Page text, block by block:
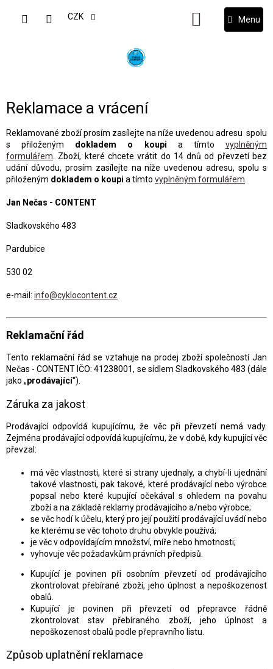
CZK
NÁKUPNÍ
KOŠÍK
Reklamace a vrácení
Reklamované zboží prosím zasílejte na níže uvedenou adresu spolu
s přiloženým dokladem o koupi a tímtovyplněným
formulářem
Zboží, které chcete vrátit do 14 dnů od převzetí bez
udání důvodu, prosím zasílejte na níže uvedenou adresu, spolu s
přiloženým dokladem o koupi a tímto vyplněným formulářem
Jan Nečas - CONTENT
Sladkovského 483
Pardubice
530 02
e-mail: info@cyklocontent.cz
Reklamační řád
Tento reklamační řád se vztahuje na prodej zboží společností Jan
Nečas - CONTENT IČO: 41238001, se sídlem Sladkovského 483 (dále
jako „prodávající“).
Záruka za jakost
Prodávající odpovídá kupujícímu, že věc při převzetí nemá vady.
Zejména prodávající odpovídá kupujícímu, že v době, kdy kupující věc
převzal:
má věc vlastnosti, které si strany ujednaly, a chybí-li ujednání
takové vlastnosti, pak takové, které prodávající nebo výrobce
popsal nebo které kupující očekával s ohledem na povahu
zboží a na základě reklamy prodávajícího a/nebo výrobce;
se věc hodí k účelu, který pro její použití prodávající uvádí nebo
ke kterému se věc tohoto druhu obvykle používá;
je věc v odpovídajícím množství, míře nebo hmotnosti;
vyhovuje věc požadavkům právních předpisů.
Kupující je povinen při osobním převzetí od prodávajícího
zkontrolovat přebírané zboží, jeho úplnost a nepoškozenost
obalů.
Kupující je povinen při převzetí od přepravce řádně
zkontrolovat stav přebíraného zboží, jeho úplnost a
nepoškozenost obalů podle přepravního listu.
Způsob uplatnění reklamace